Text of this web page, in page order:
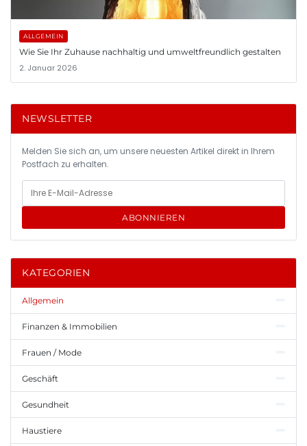
ALLGEMEIN
Wie Sie Ihr Zuhause nachhaltig und umweltfreundlich gestalten
2. Januar 2026
NEWSLETTER
Melden Sie sich an, um unsere neuesten Artikel direkt in Ihrem
Postfach zu erhalten.
ABONNIEREN
KATEGORIEN
Allgemein
Finanzen & Immobilien
Frauen / Mode
Geschäft
Gesundheit
Haustiere